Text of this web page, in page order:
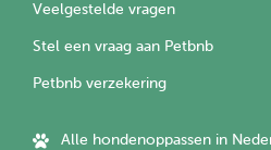
Veelgestelde vragen
Stel een vraag aan Petbnb
Petbnb verzekering
Alle hondenoppassen in